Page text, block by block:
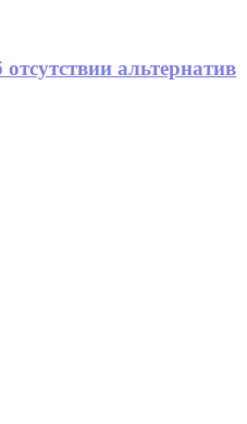
альтернатив